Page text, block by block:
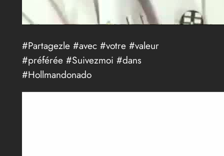
#Partagezle #avec #votre #valeur
#préférée #Suivezmoi #dans
#Hollmandonado